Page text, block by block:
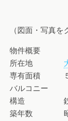
（図面・写真
物件概要
所在地
専有面積 ５０
バルコニー ６
構造 鉄筋コ
築年数 昭和